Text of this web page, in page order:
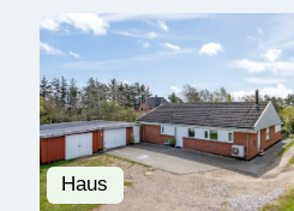
Haus